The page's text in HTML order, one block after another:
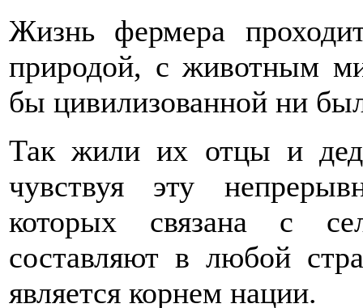
Жизнь фермера
природой, с животным
бы цивилизованной ни
Так жили их отцы и
чувствуя эту
которых связана с
составляют в любой
является корнем нации.